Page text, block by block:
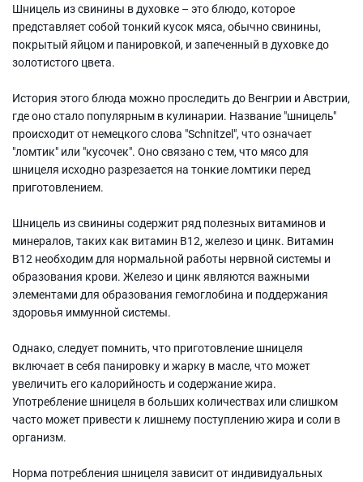
Шницель из свинины в духовке – это блюдо, которое
представляет собой тонкий кусок мяса, обычно свинины,
покрытый яйцом и панировкой, и запеченный в духовке до
золотистого цвета.
История этого блюда можно проследить до Венгрии и Австрии,
где оно стало популярным в кулинарии. Название "шницель"
происходит от немецкого слова "Schnitzel", что означает
"ломтик" или "кусочек". Оно связано с тем, что мясо для
шницеля исходно разрезается на тонкие ломтики перед
приготовлением.
Шницель из свинины содержит ряд полезных витаминов и
минералов, таких как витамин В12, железо и цинк. Витамин
В12 необходим для нормальной работы нервной системы и
образования крови. Железо и цинк являются важными
элементами для образования гемоглобина и поддержания
здоровья иммунной системы.
Однако, следует помнить, что приготовление шницеля
включает в себя панировку и жарку в масле, что может
увеличить его калорийность и содержание жира.
Употребление шницеля в больших количествах или слишком
часто может привести к лишнему поступлению жира и соли в
организм.
Норма потребления шницеля зависит от индивидуальных